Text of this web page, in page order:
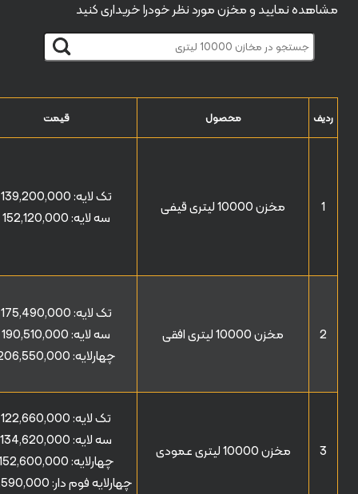
مشاهده نمایید و مخزن مورد نظر خودرا خریداری کنید
ردیف محصول قیمت
1 مخزن 10000 لیتری قیفی تک لایه:139,200,000
سه لایه:152,120,000
2 مخزن 10000 لیتری افقی
تک لایه:175,490,000
سه لایه:190,510,000
چهارلایه:
3 مخزن 10000 لیتری عمودی
تک لایه:122,660,000
سه لایه:134,620,000
چهارلایه:
چهارلایه فوم دار: